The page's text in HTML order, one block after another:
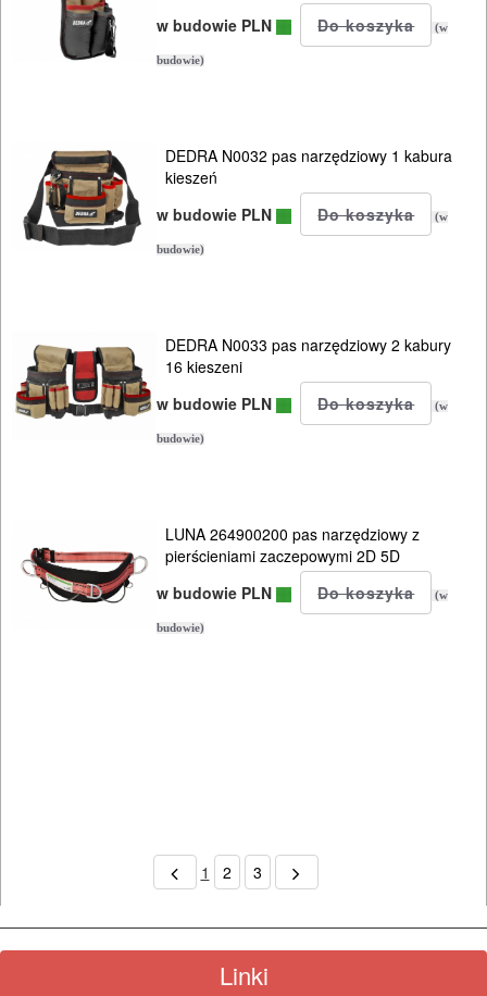
w budowie PLN
(w
budowie)
DEDRA N0032 pas narzędziowy 1 kabura
kieszeń
w budowie PLN
(w
budowie)
DEDRA N0033 pas narzędziowy 2 kabury
16 kieszeni
w budowie PLN
(w
budowie)
LUNA 264900200 pas narzędziowy z
pierścieniami zaczepowymi 2D 5D
w budowie PLN
(w
budowie)
1 2 3
Linki